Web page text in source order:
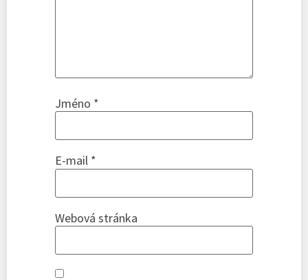
Jméno *
E-mail *
Webová stránka